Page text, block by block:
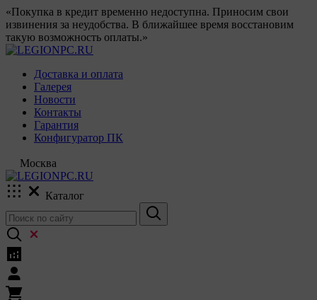
«Покупка в кредит временно недоступна. Приносим свои
извинения за неудобства. В ближайшее время восстановим
такую возможность оплаты.»
Доставка и оплата
Галерея
Новости
Контакты
Гарантия
Конфигуратор ПК
Москва
Каталог